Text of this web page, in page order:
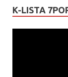
K-LISTA